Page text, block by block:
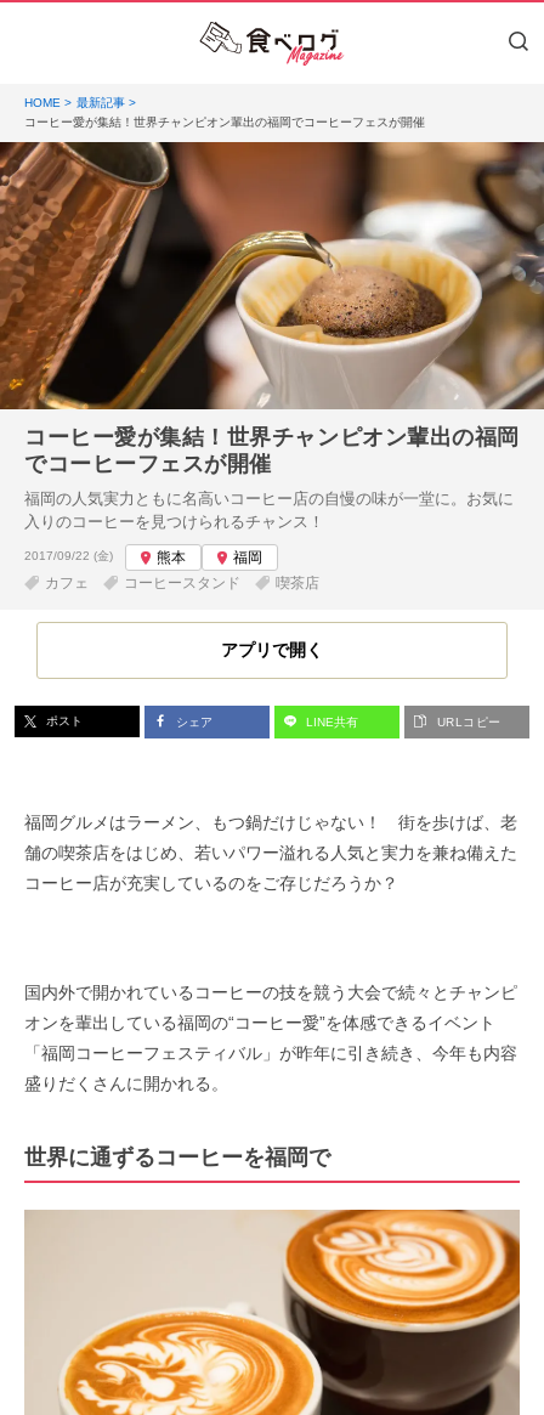
HOME
最新記事
コーヒー愛が集結！世界チャンピオン輩出の福岡でコーヒーフェスが開催
コーヒー愛が集結！世界チャンピオン輩出の福岡
でコーヒーフェスが開催
福岡の人気実力ともに名高いコーヒー店の自慢の味が一堂に。お気に
入りのコーヒーを見つけられるチャンス！
投稿日:
2017/09/22 (金) 熊本
福岡
カフェ
コーヒースタンド 喫茶店
アプリで開く
ポスト シェア LINE共有 URLコピー
福岡グルメはラーメン、もつ鍋だけじゃない！ 街を歩けば、老
舗の喫茶店をはじめ、若いパワー溢れる人気と実力を兼ね備えた
コーヒー店が充実しているのをご存じだろうか？
国内外で開かれているコーヒーの技を競う大会で続々とチャンピ
オンを輩出している福岡の“コーヒー愛”を体感できるイベント
「福岡コーヒーフェスティバル」が昨年に引き続き、今年も内容
盛りだくさんに開かれる。
世界に通ずるコーヒーを福岡で